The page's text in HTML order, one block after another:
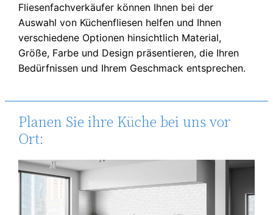
Fliesenfachverkäufer können Ihnen bei der
Auswahl von Küchenfliesen helfen und Ihnen
verschiedene Optionen hinsichtlich Material,
Größe, Farbe und Design präsentieren, die Ihren
Bedürfnissen und Ihrem Geschmack entsprechen.
Planen Sie ihre Küche bei uns vor
Ort: